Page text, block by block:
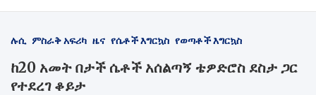
ሉሲ ምስራቅ አፍሪካ ዜና የሴቶች እግርኳስ የወጣቶች እግርኳስ
ከ20 አመት በታች ሴቶች አሰልጣኝ ቴዎድሮስ ደስታ ጋር
የተደረገ ቆይታ